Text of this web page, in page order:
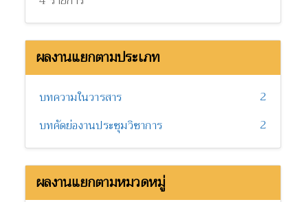
ผลงานแยกตามประเภท
บทความในวารสาร
2
บทคัดย่องานประชุมวิชาการ
2
ผลงานแยกตามหมวดหมู่